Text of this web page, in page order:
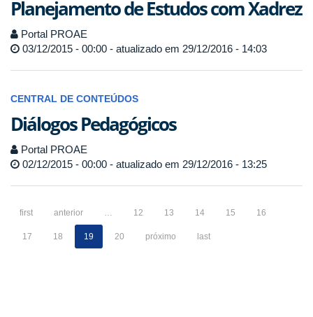
Planejamento de Estudos com Xadrez
Portal PROAE
03/12/2015 - 00:00 - atualizado em 29/12/2016 - 14:03
CENTRAL DE CONTEÚDOS
Diálogos Pedagógicos
Portal PROAE
02/12/2015 - 00:00 - atualizado em 29/12/2016 - 13:25
first anterior … 12 13 14 15 16
17 18 19 20 próximo last